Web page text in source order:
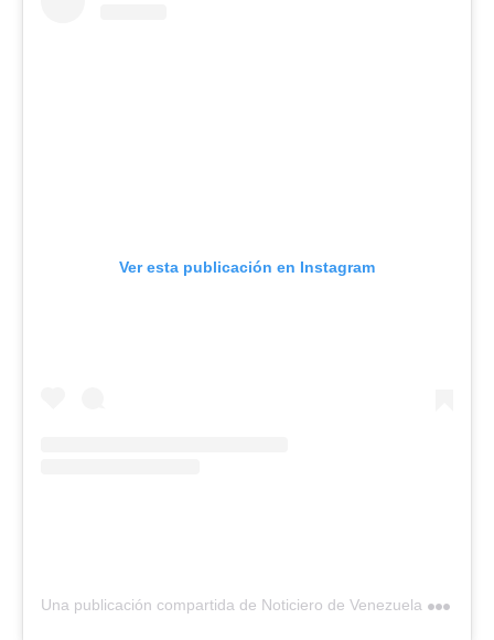
Ver esta publicación en Instagram
U
na publicación compartida de Noticiero de Venezuela | Noticias (@noticierodevenezuela)